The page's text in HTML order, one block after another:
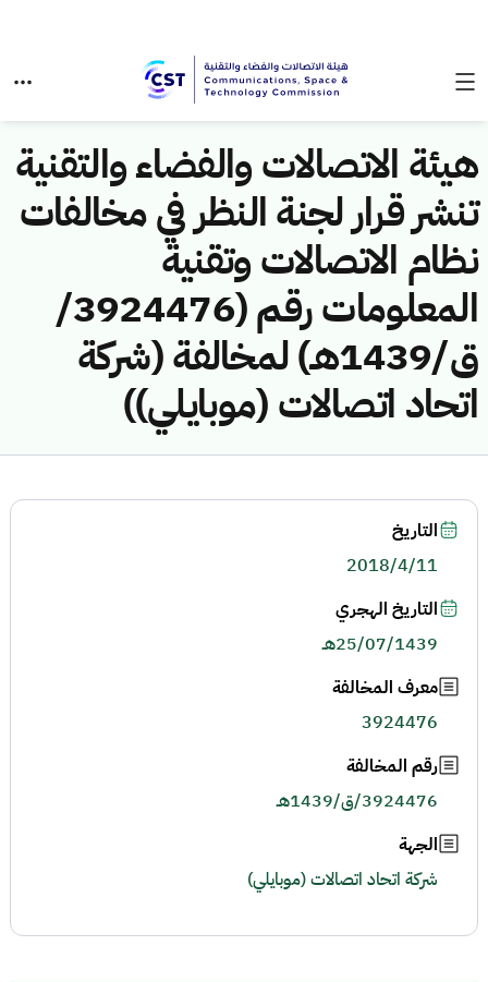
هيئة الاتصالات والفضاء والتقنية
تنشر قرار لجنة النظر في مخالفات
نظام الاتصالات وتقنية
المعلومات رقم (3924476/
ق/1439هـ) لمخالفة (شركة
اتحاد اتصالات (موبايلي))
التاريخ
2018/4/11
التاريخ الهجري
25/07/1439هـ
معرف المخالفة
3924476
رقم المخالفة
3924476/ق/1439هـ
الجهة
شركة اتحاد اتصالات (موبايلي)